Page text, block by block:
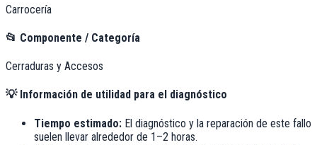
Carrocería
📂 Componente / Categoría
Cerraduras y Accesos
💡Información de utilidad para el diagnóstico
Tiempo estimado: El diagnóstico y la reparación de este fallo
suelen llevar alrededor de 1–2 horas.